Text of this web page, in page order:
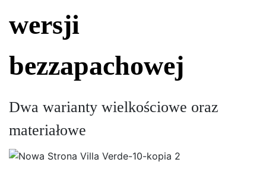
wersji
bezzapachowej
Dwa warianty wielkościowe oraz
materiałowe